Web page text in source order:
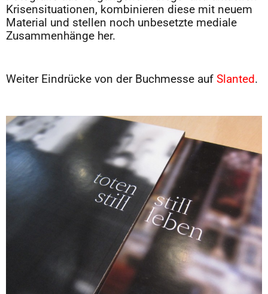
Krisensituationen, kombinieren diese mit neuem
Material und stellen noch unbesetzte mediale
Zusammenhänge her.
Weiter Eindrücke von der Buchmesse auf Slanted.